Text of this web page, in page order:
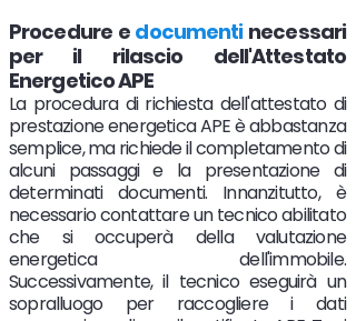
Procedure e documentinecessari
per il rilascio dell'Attestato
Energetico APE
La procedura di richiesta dell'attestato di
prestazione energetica APE è abbastanza
semplice, ma richiede il completamento di
alcuni passaggi e la presentazione di
determinati documenti. Innanzitutto, è
necessario contattare un tecnico abilitato
che si occuperà della valutazione
energetica dell'immobile.
Successivamente, il tecnico eseguirà un
sopralluogo per raccogliere i dati